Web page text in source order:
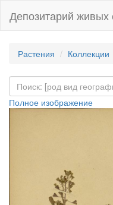
Депозитарий живых
Растения Коллекции
Полное изображение